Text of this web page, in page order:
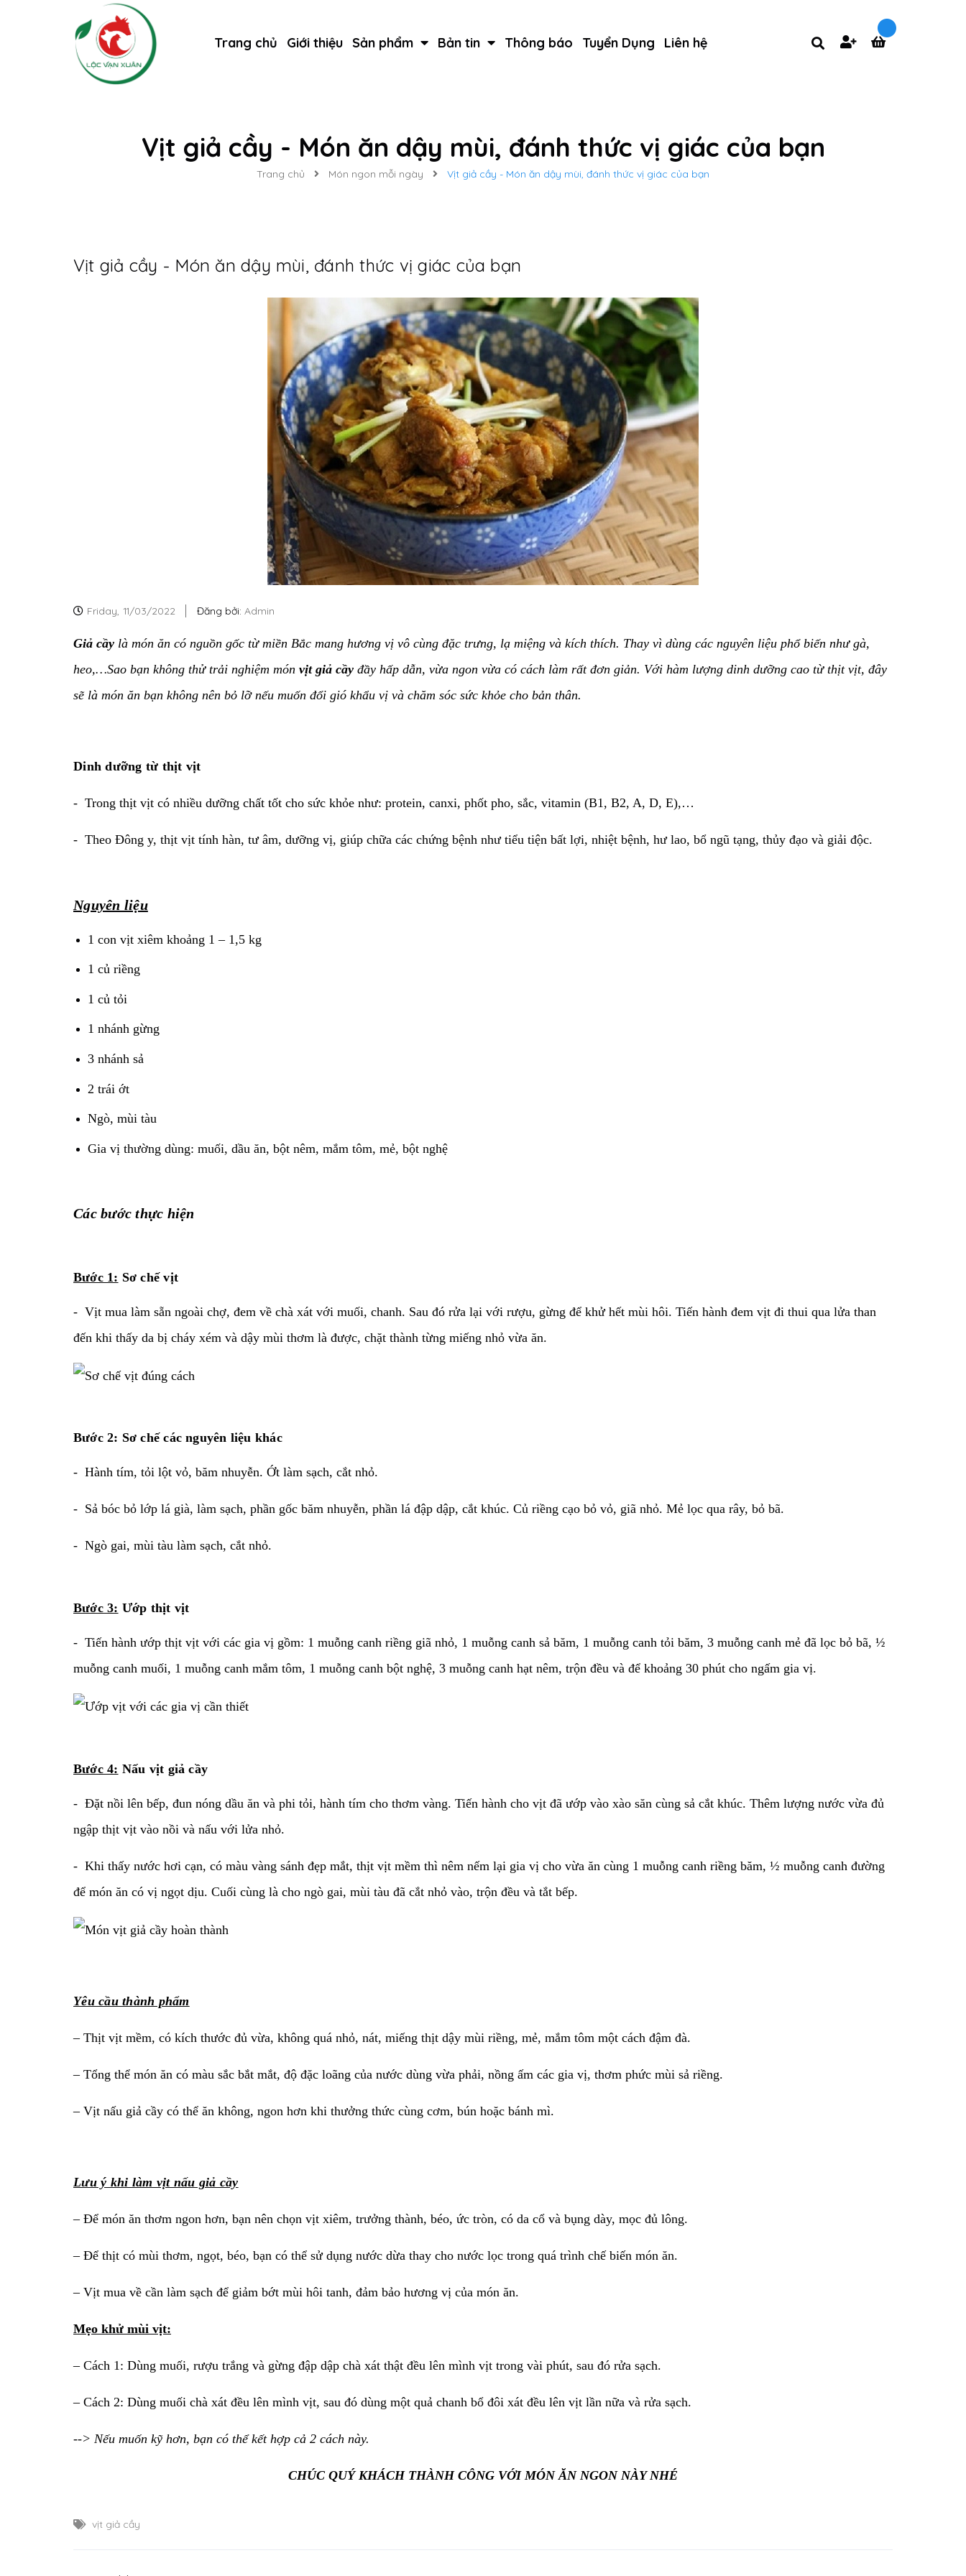
Trang chủ Giới thiệu Sản phẩm Bản tin Thông báo Tuyển Dụng Liên hệ
Vịt giả cầy - Món ăn dậy mùi, đánh thức vị giác của bạn
Trang chủ Món ngon mỗi ngày Vịt giả cầy - Món ăn dậy mùi, đánh thức vị giác của bạn
Vịt giả cầy - Món ăn dậy mùi, đánh thức vị giác của bạn
Friday, 11/03/2022 Đăng bởi: Admin
Giả cầy là món ăn có nguồn gốc từ miền Bắc mang hương vị vô cùng đặc trưng, lạ miệng và kích thích. Thay vì dùng các nguyên liệu phổ biến như gà,
heo,…Sao bạn không thử trải nghiệm món vịt giả cầy đầy hấp dẫn, vừa ngon vừa có cách làm rất đơn giản. Với hàm lượng dinh dưỡng cao từ thịt vịt, đây
sẽ là món ăn bạn không nên bỏ lỡ nếu muốn đổi gió khẩu vị và chăm sóc sức khỏe cho bản thân.
Dinh dưỡng từ thịt vịt
- Trong thịt vịt có nhiều dưỡng chất tốt cho sức khỏe như: protein, canxi, phốt pho, sắc, vitamin (B1, B2, A, D, E),…
- Theo Đông y, thịt vịt tính hàn, tư âm, dưỡng vị, giúp chữa các chứng bệnh như tiểu tiện bất lợi, nhiệt bệnh, hư lao, bổ ngũ tạng, thủy đạo và giải độc.
Nguyên liệu
1 con vịt xiêm khoảng 1 – 1,5 kg
1 củ riềng
1 củ tỏi
1 nhánh gừng
3 nhánh sả
2 trái ớt
Ngò, mùi tàu
Gia vị thường dùng: muối, dầu ăn, bột nêm, mắm tôm, mẻ, bột nghệ
Các bước thực hiện
Bước 1: Sơ chế vịt
- Vịt mua làm sẵn ngoài chợ, đem về chà xát với muối, chanh. Sau đó rửa lại với rượu, gừng để khử hết mùi hôi. Tiến hành đem vịt đi thui qua lửa than
đến khi thấy da bị cháy xém và dậy mùi thơm là được, chặt thành từng miếng nhỏ vừa ăn.
Bước 2: Sơ chế các nguyên liệu khác
- Hành tím, tỏi lột vỏ, băm nhuyễn. Ớt làm sạch, cắt nhỏ.
- Sả bóc bỏ lớp lá già, làm sạch, phần gốc băm nhuyễn, phần lá đập dập, cắt khúc. Củ riềng cạo bỏ vỏ, giã nhỏ. Mẻ lọc qua rây, bỏ bã.
- Ngò gai, mùi tàu làm sạch, cắt nhỏ.
Bước 3: Ướp thịt vịt
- Tiến hành ướp thịt vịt với các gia vị gồm: 1 muỗng canh riềng giã nhỏ, 1 muỗng canh sả băm, 1 muỗng canh tỏi băm, 3 muỗng canh mẻ đã lọc bỏ bã, ½
muỗng canh muối, 1 muỗng canh mắm tôm, 1 muỗng canh bột nghệ, 3 muỗng canh hạt nêm, trộn đều và để khoảng 30 phút cho ngấm gia vị.
Bước 4: Nấu vịt giả cầy
- Đặt nồi lên bếp, đun nóng dầu ăn và phi tỏi, hành tím cho thơm vàng. Tiến hành cho vịt đã ướp vào xào săn cùng sả cắt khúc. Thêm lượng nước vừa đủ
ngập thịt vịt vào nồi và nấu với lửa nhỏ.
- Khi thấy nước hơi cạn, có màu vàng sánh đẹp mắt, thịt vịt mềm thì nêm nếm lại gia vị cho vừa ăn cùng 1 muỗng canh riềng băm, ½ muỗng canh đường
để món ăn có vị ngọt dịu. Cuối cùng là cho ngò gai, mùi tàu đã cắt nhỏ vào, trộn đều và tắt bếp.
Yêu cầu thành phẩm
– Thịt vịt mềm, có kích thước đủ vừa, không quá nhỏ, nát, miếng thịt dậy mùi riềng, mẻ, mắm tôm một cách đậm đà.
– Tổng thể món ăn có màu sắc bắt mắt, độ đặc loãng của nước dùng vừa phải, nồng ấm các gia vị, thơm phức mùi sả riềng.
– Vịt nấu giả cầy có thể ăn không, ngon hơn khi thưởng thức cùng cơm, bún hoặc bánh mì.
Lưu ý khi làm vịt nấu giả cầy
– Để món ăn thơm ngon hơn, bạn nên chọn vịt xiêm, trưởng thành, béo, ức tròn, có da cổ và bụng dày, mọc đủ lông.
– Để thịt có mùi thơm, ngọt, béo, bạn có thể sử dụng nước dừa thay cho nước lọc trong quá trình chế biến món ăn.
– Vịt mua về cần làm sạch để giảm bớt mùi hôi tanh, đảm bảo hương vị của món ăn.
Mẹo khử mùi vịt:
– Cách 1: Dùng muối, rượu trắng và gừng đập dập chà xát thật đều lên mình vịt trong vài phút, sau đó rửa sạch.
– Cách 2: Dùng muối chà xát đều lên mình vịt, sau đó dùng một quả chanh bổ đôi xát đều lên vịt lần nữa và rửa sạch.
--> Nếu muốn kỹ hơn, bạn có thể kết hợp cả 2 cách này.
CHÚC QUÝ KHÁCH THÀNH CÔNG VỚI MÓN ĂN NGON NÀY NHÉ
vịt giả cầy